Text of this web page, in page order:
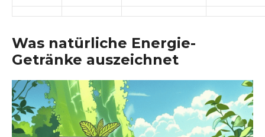
Was natürliche Energie-
Getränke auszeichnet